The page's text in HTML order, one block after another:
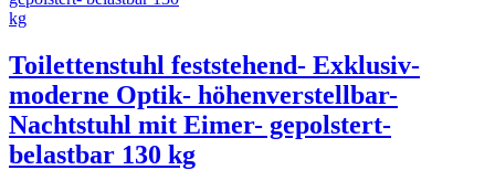
Toilettenstuhl feststehend- Exklusiv-
moderne Optik- höhenverstellbar-
Nachtstuhl mit Eimer- gepolstert-
belastbar 130 kg